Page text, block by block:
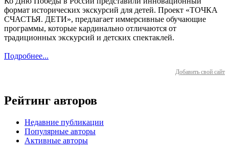
формат исторических экскурсий для детей. Проект «ТОЧКА
СЧАСТЬЯ. ДЕТИ», предлагает иммерсивные обучающие
программы, которые кардинально отличаются от
традиционных экскурсий и детских спектаклей.
Подробнее...
Добавить свой сайт
Рейтинг авторов
Недавние публикации
Популярные авторы
Активные авторы